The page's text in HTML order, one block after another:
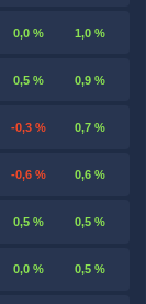
0,0 % 1,0 %
0,5 % 0,9 %
-0,3 % 0,7 %
-0,6 % 0,6 %
0,5 % 0,5 %
0,0 % 0,5 %